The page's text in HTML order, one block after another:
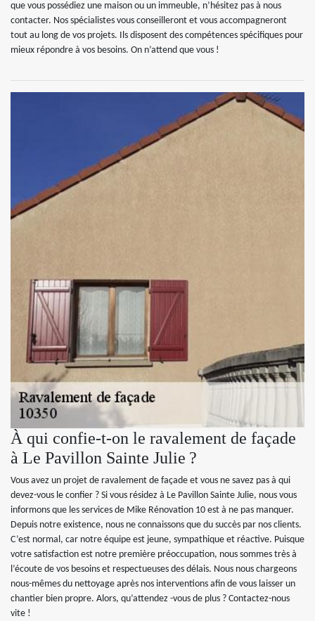
que vous possédiez une maison ou un immeuble, n’hésitez pas à nous
contacter. Nos spécialistes vous conseilleront et vous accompagneront
tout au long de vos projets. Ils disposent des compétences spécifiques pour
mieux répondre à vos besoins. On n’attend que vous !
À qui confie-t-on le ravalement de façade
à Le Pavillon Sainte Julie ?
Vous avez un projet de ravalement de façade et vous ne savez pas à qui
devez-vous le confier ? Si vous résidez à Le Pavillon Sainte Julie, nous vous
informons que les services de Mike Rénovation 10 est à ne pas manquer.
Depuis notre existence, nous ne connaissons que du succès par nos clients.
C’est normal, car notre équipe est jeune, sympathique et réactive. Puisque
votre satisfaction est notre première préoccupation, nous sommes très à
l’écoute de vos besoins et respectueuses des délais. Nous nous chargeons
nous-mêmes du nettoyage après nos interventions afin de vous laisser un
chantier bien propre. Alors, qu’attendez -vous de plus ? Contactez-nous
vite !